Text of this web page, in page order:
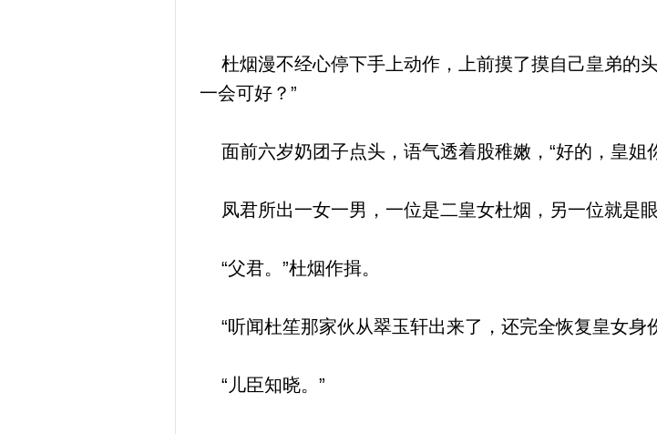
杜烟漫不经心停下手上动作，上前摸了摸自己皇弟的
一会可好？”
面前六岁奶团子点头，语气透着股稚嫩，“好的，皇姐
凤君所出一女一男，一位是二皇女杜烟，另一位就是眼
“父君。”杜烟作揖。
“听闻杜笙那家伙从翠玉轩出来了，还完全恢复皇女身
“儿臣知晓。”